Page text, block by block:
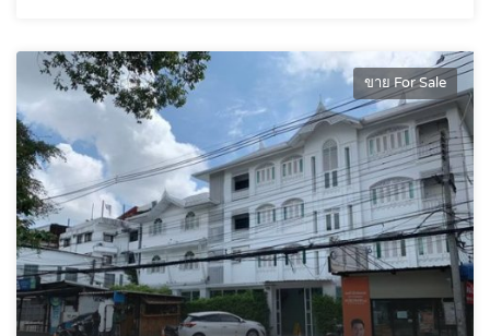
ขาย For Sale